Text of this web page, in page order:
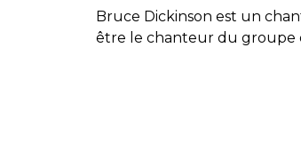
Bruce Dickinson est un
être le chanteur du groupe